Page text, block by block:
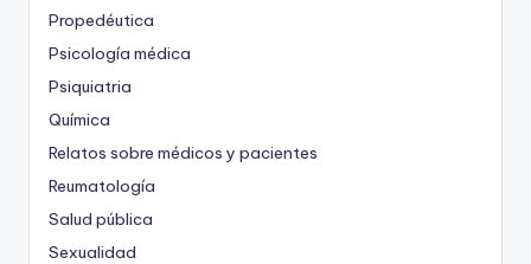
Propedéutica
Psicología médica
Psiquiatria
Química
Relatos sobre médicos y pacientes
Reumatología
Salud pública
Sexualidad